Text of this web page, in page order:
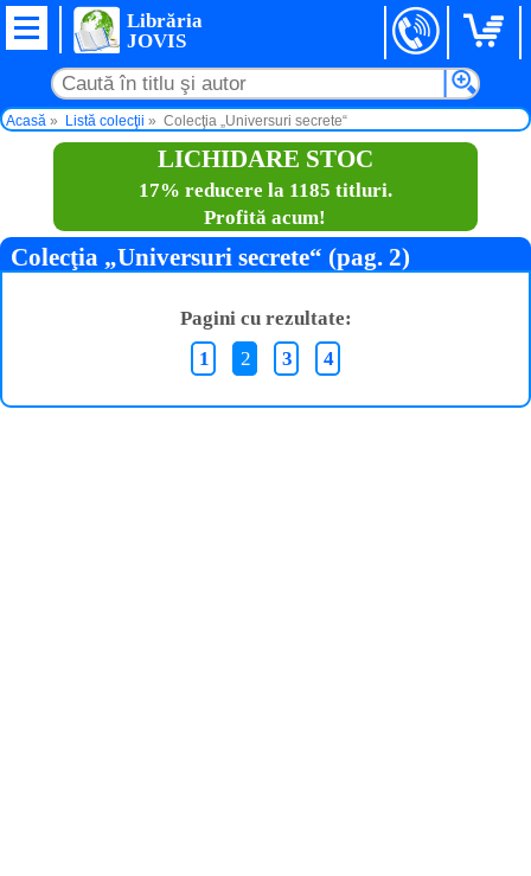
Librăria
JOVIS
Acasă Listă colecţii Colecţia „Universuri secrete“
LICHIDARE STOC
17% reducere la 1185 titluri.
Profită acum!
Colecţia „Universuri secrete“ (pag. 2)
Pagini cu rezultate:
1
2 3 4